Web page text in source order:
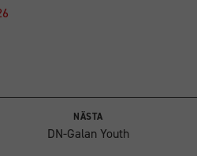
NÄSTA
DN-Galan Youth